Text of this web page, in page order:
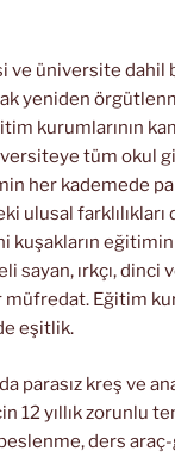
üniversite dahil
yeniden
kurumlarının
tüm okul
her kademede
ulusal farklılıkları
kuşakların
sayan, ırkçı, dinci
Eğitim
eşitlik.
kreş ve
12 yıllık zorunlu
ders